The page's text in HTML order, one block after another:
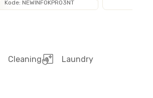
Kode: NEWINFOKPRO3NT
Cleaning
Laundry